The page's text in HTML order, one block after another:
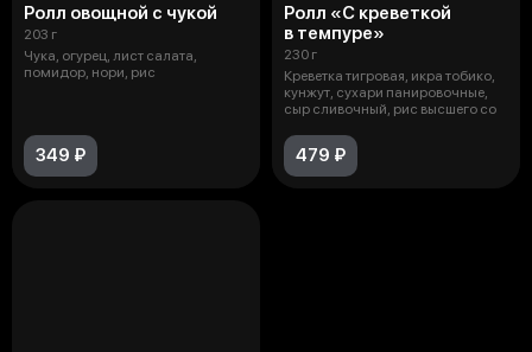
Ролл овощной с чукой
203 г
Чука, огурец, лист салата,
помидор, нори, рис
349 ₽
Ролл «С креветкой
в темпуре»
230 г
Креветка тигровая, икра тобико,
кунжут, сухари панировочные,
сыр сливочный, рис высшего со
479 ₽